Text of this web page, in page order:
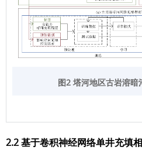
图2 塔河地区古岩溶暗
2.2 基于卷积神经网络单井充填